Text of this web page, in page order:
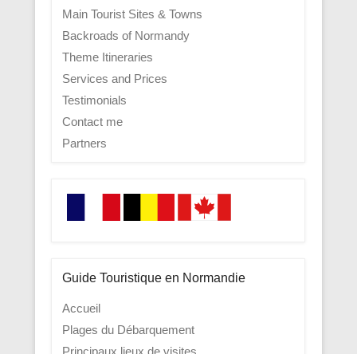
Main Tourist Sites & Towns
Backroads of Normandy
Theme Itineraries
Services and Prices
Testimonials
Contact me
Partners
Guide Touristique en Normandie
Accueil
Plages du Débarquement
Principaux lieux de visites